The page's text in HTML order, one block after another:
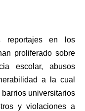
reportajes en los
proliferado sobre
escolar, abusos
a la cual
universitarios
y violaciones a